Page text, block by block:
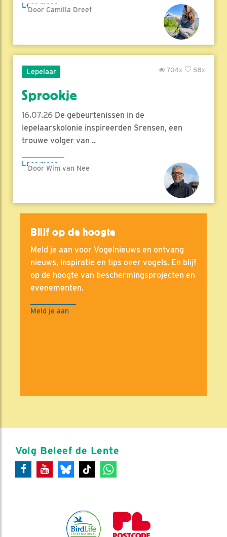
Lees meer
Door Camilla Dreef
Lepelaar 58x
704x
Sprookje
16.07.26 De gebeurtenissen in de
lepelaarskolonie inspireerden Srensen, een
trouwe volger van ..
Lees meer
Door Wim van Nee
Blijf op de hoogte
Meld je aan voor Vogelnieuws en ontvang
nieuws, inspiratie en tips over vogels. En blijf
op de hoogte van beschermingsprojecten en
evenementen.
Meld je aan
Volg Beleef de Lente